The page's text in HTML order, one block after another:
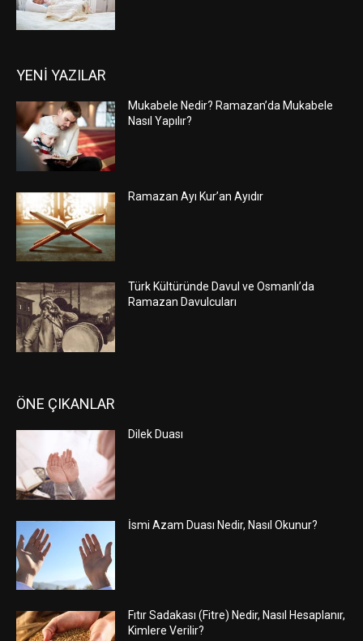
YENİ YAZILAR
Mukabele Nedir? Ramazan’da Mukabele
Nasıl Yapılır?
Ramazan Ayı Kur’an Ayıdır
Türk Kültüründe Davul ve Osmanlı’da
Ramazan Davulcuları
ÖNE ÇIKANLAR
Dilek Duası
İsmi Azam Duası Nedir, Nasıl Okunur?
Fıtır Sadakası (Fitre) Nedir, Nasıl Hesaplanır,
Kimlere Verilir?